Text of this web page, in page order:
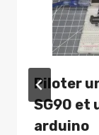
Piloter
SG90 et
arduino